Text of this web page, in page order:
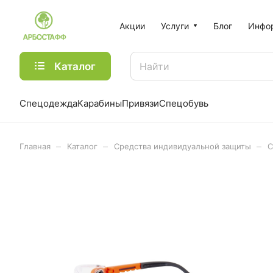
Акции Услуги Блог
Каталог
СпецодеждаКарабиныПривязиСпецобувь
Главная Каталог Средства индивидуальной защиты